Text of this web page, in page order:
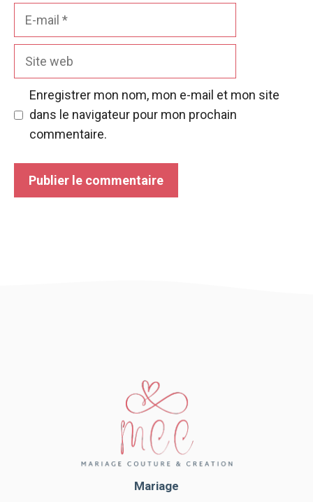
Enregistrer mon nom, mon e-mail et mon site
dans le navigateur pour mon prochain
commentaire.
Mariage